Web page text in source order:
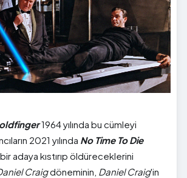
1964 yılında bu cümleyi
2021 yılında No Time To Die
adaya kıstırıp öldüreceklerini
Craigdöneminin, Daniel Craig'in